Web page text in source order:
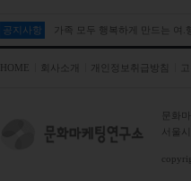
공지사항
가족 모두 행복하게 만드는 여.
HOME 회사소개 개인정보취급방침
문화
서울